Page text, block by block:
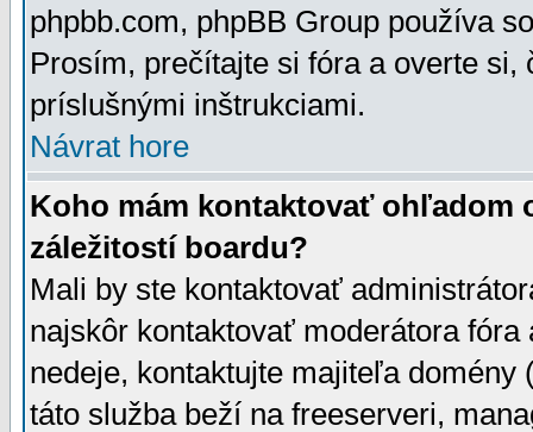
phpbb.com, phpBB Group používa
Prosím, prečítajte si fóra a overte
príslušnými inštrukciami.
Návrat hore
Koho mám kontaktovať ohľadom
záležitostí boardu?
Mali by ste kontaktovať
najskôr kontaktovať moderátora
nedeje, kontaktujte majiteľa
táto služba beží na freeserveri,